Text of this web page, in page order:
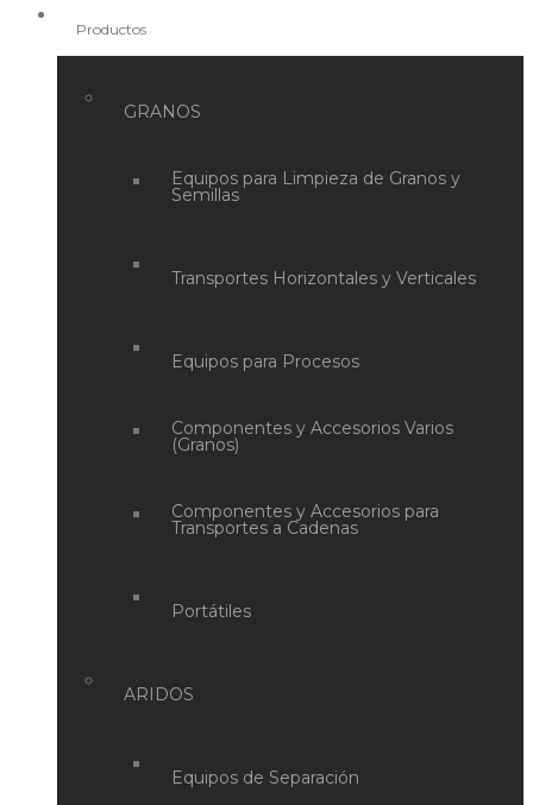
Productos
GRANOS
Equipos para Limpieza de Granos y
Semillas
Transportes Horizontales y Verticales
Equipos para Procesos
Componentes y Accesorios Varios
(Granos)
Componentes y Accesorios para
Transportes a Cadenas
Portátiles
ARIDOS
Equipos de Separación